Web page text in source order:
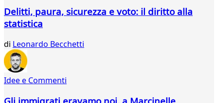
Delitti, paura, sicurezza e voto: il diritto alla
statistica
di Leonardo Becchetti
Idee e Commenti